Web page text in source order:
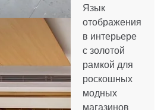
Язык
отображения
в интерьере
с золотой
рамкой для
роскошных
модных
магазинов